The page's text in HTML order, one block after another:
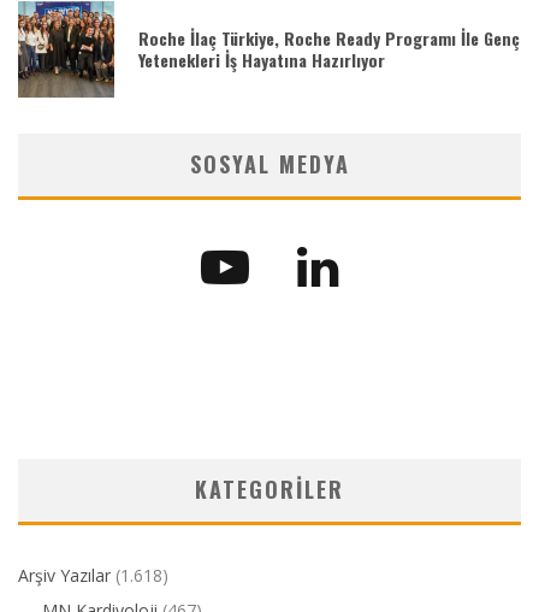
Roche İlaç Türkiye, Roche Ready Programı İle Genç
Yetenekleri İş Hayatına Hazırlıyor
SOSYAL MEDYA
KATEGORILER
Arşiv Yazılar (1.618)